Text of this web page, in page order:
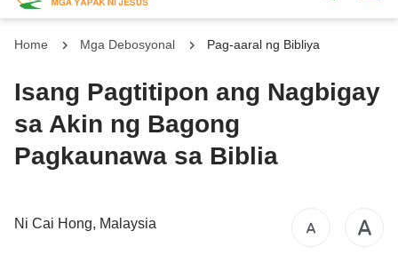
Home Mga Debosyonal Pag-aaral ng Bibliya
Isang Pagtitipon ang Nagbigay
sa Akin ng Bagong
Pagkaunawa sa Biblia
Ni Cai Hong, Malaysia